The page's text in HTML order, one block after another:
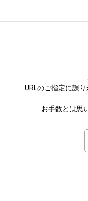
URLのご指定に誤
お手数とは思